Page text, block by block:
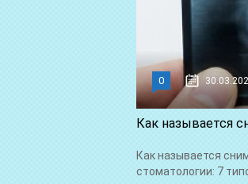
0
Как называется
Как называется
стоматологии: 7